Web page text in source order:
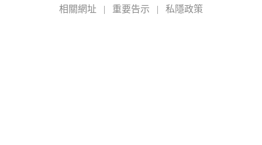
相關網址 | 重要告示 | 私隱政策